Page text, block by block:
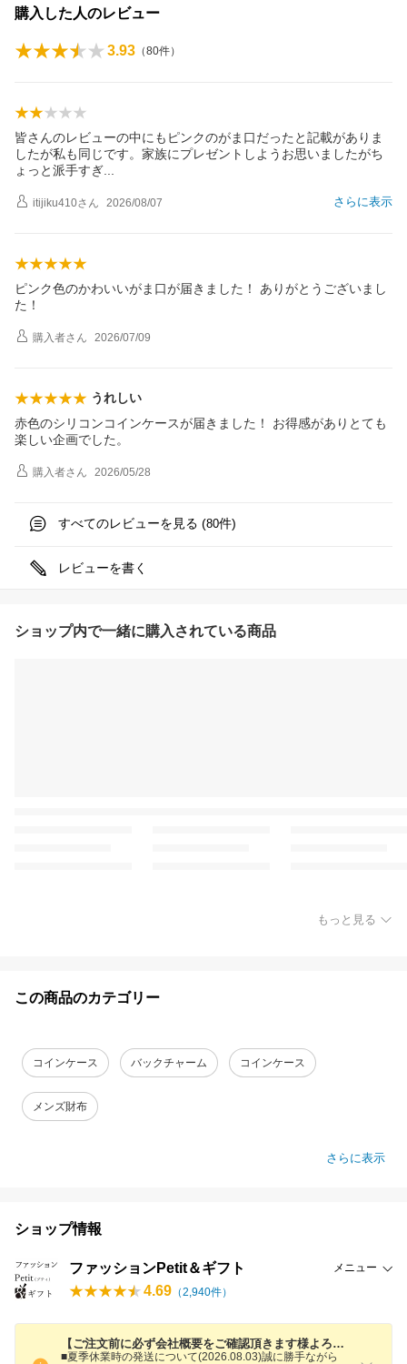
購入した人のレビュー
3.93 （80件）
皆さんのレビューの中にもピンクのがま口だったと記載がありま
したが私も同じです。家族にプレゼントしようお思いましたがち
ょっと派手すぎ
さらに表示
itijiku410さん 2026/08/07
ピンク色のかわいいがま口が届きました！ ありがとうございまし
た！
購入者さん 2026/07/09
うれしい
赤色のシリコンコインケースが届きました！ お得感がありとても
楽しい企画でした。
購入者さん 2026/05/28
すべてのレビューを見る (80件)
レビューを書く
ショップ内で一緒に購入されている商品
もっと見る
この商品のカテゴリー
コインケース バックチャーム コインケース
メンズ財布
さらに表示
ショップ情報
ファッションPetit＆ギフト メニュー
4.69 （2,940件）
【ご注文前に必ず会社概要をご確認頂きます様よろしくお願い致します】
■夏季休業時の発送について(2026.08.03)誠に勝手ながら